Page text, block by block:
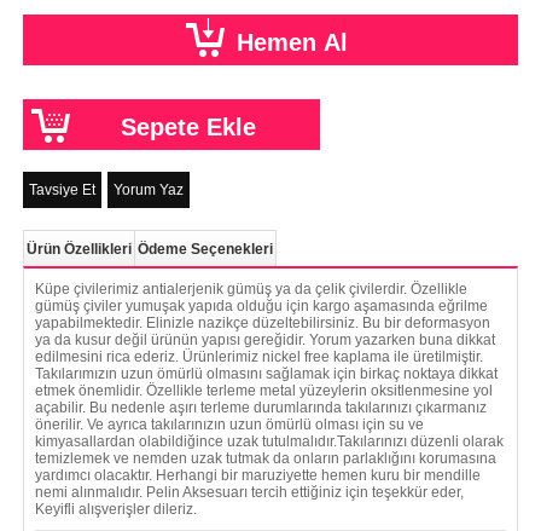
Tavsiye Et Yorum Yaz
Ürün Özellikleri Ödeme Seçenekleri
Küpe çivilerimiz antialerjenik gümüş ya da çelik çivilerdir. Özellikle
gümüş çiviler yumuşak yapıda olduğu için kargo aşamasında eğrilme
yapabilmektedir. Elinizle nazikçe düzeltebilirsiniz. Bu bir deformasyon
ya da kusur değil ürünün yapısı gereğidir. Yorum yazarken buna dikkat
edilmesini rica ederiz. Ürünlerimiz nickel free kaplama ile üretilmiştir.
Takılarımızın uzun ömürlü olmasını sağlamak için birkaç noktaya dikkat
etmek önemlidir. Özellikle terleme metal yüzeylerin oksitlenmesine yol
açabilir. Bu nedenle aşırı terleme durumlarında takılarınızı çıkarmanız
önerilir. Ve ayrıca takılarınızın uzun ömürlü olması için su ve
kimyasallardan olabildiğince uzak tutulmalıdır.Takılarınızı düzenli olarak
temizlemek ve nemden uzak tutmak da onların parlaklığını korumasına
yardımcı olacaktır. Herhangi bir maruziyette hemen kuru bir mendille
nemi alınmalıdır. Pelin Aksesuarı tercih ettiğiniz için teşekkür eder,
Keyifli alışverişler dileriz.